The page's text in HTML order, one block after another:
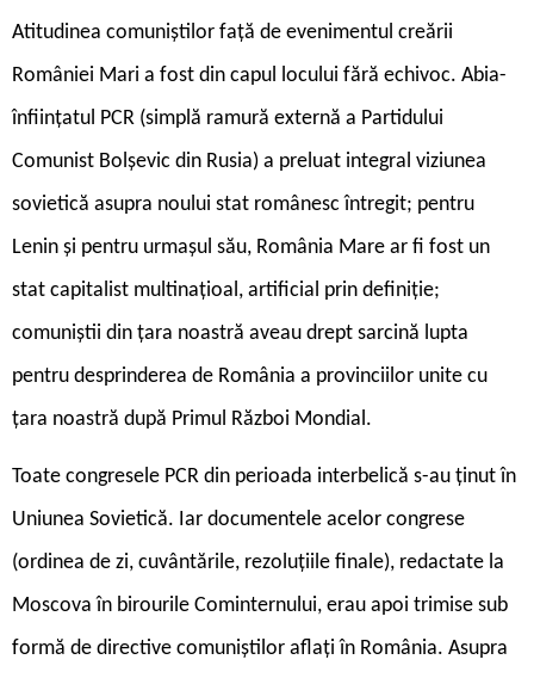
Atitudinea comuniștilor față de evenimentul creării
României Mari a fost din capul locului fără echivoc. Abia-
înființatul PCR (simplă ramură externă a Partidului
Comunist Bolșevic din Rusia) a preluat integral viziunea
sovietică asupra noului stat românesc întregit; pentru
Lenin și pentru urmașul său, România Mare ar fi fost un
stat capitalist multinațioal, artificial prin definiție;
comuniștii din țara noastră aveau drept sarcină lupta
pentru desprinderea de România a provinciilor unite cu
țara noastră după Primul Război Mondial.
Toate congresele PCR din perioada interbelică s-au ținut în
Uniunea Sovietică. Iar documentele acelor congrese
(ordinea de zi, cuvântările, rezoluțiile finale), redactate la
Moscova în birourile Cominternului, erau apoi trimise sub
formă de directive comuniștilor aflați în România. Asupra